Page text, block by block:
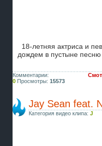
18-летняя актриса и
дождем в пустыне
Комментарии:
0 Просмотры: 15573
Jay Sean feat.
Категория видео клипа: J